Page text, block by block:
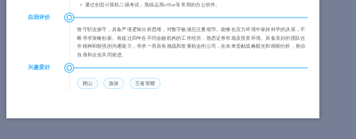
通过全国计算机二级考试，熟练运用office等常用的办公软件。
自我评价
恪守职业操守，具备严谨逻辑分析思维，对数字敏感且注重细节。能够在压力环境中保持科学的决策，不
断寻求策略创新。有超过四年在不同金融机构的工作经历，熟悉证券市场及投资环境。具备良好的团队合
作精神和较强的沟通能力，寻求一所具有挑战和发展机会的公司，在未来贡献战略眼光和精细分析，推动
自身和企业共同前进。
兴趣爱好
爬山 旅游 王者荣耀